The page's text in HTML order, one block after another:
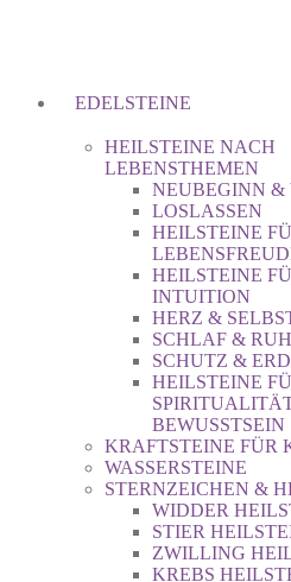
EDELSTEINE
HEILSTEINE NACH
LEBENSTHEMEN
NEUBEGINN &
LOSLASSEN
HEILSTEINE
HEILSTEINE
INTUITION
HERZ &
SCHLAF &
SCHUTZ &
HEILSTEINE
BEWUSSTSEIN
KRAFTSTEINE FÜR
WASSERSTEINE
STERNZEICHEN &
WIDDER
STIER
ZWILLING
KREBS